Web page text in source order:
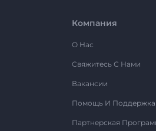
Компания
О Нас
Свяжитесь С Нами
Вакансии
Помощь И Поддержка
Партнерская